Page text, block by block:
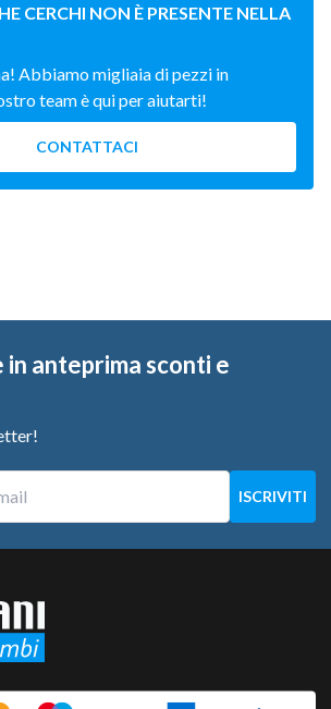
CERCHI NON È PRESENTE NELLA
Abbiamo migliaia di pezzi in
team è qui per aiutarti!
CONTATTACI
anteprima sconti e